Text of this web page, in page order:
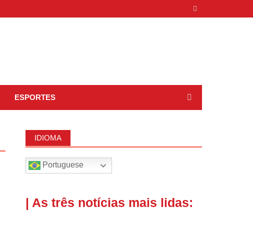
ESPORTES
IDIOMA
Portuguese
| As três notícias mais lidas: